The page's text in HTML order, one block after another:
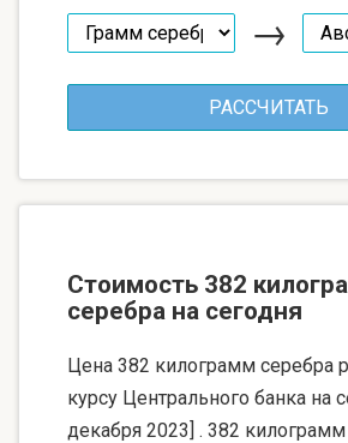
→
Стоимость 382
серебра на сегодня
Цена 382 килограмм серебра
курсу Центрального банка на
декабря 2023] . 382